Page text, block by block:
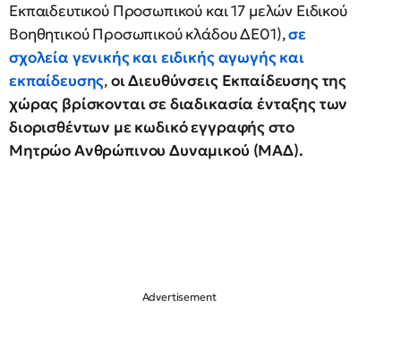
Εκπαιδευτικού Προσωπικού και 17 μελών Ειδικού
Βοηθητικού Προσωπικού κλάδου ΔΕ01),σε
σχολεία γενικής και ειδικής αγωγής και
εκπαίδευσης,οι Διευθύνσεις Εκπαίδευσης της
χώρας βρίσκονται σε διαδικασία ένταξης των
διορισθέντων με κωδικό εγγραφής στο
Μητρώο Ανθρώπινου Δυναμικού (ΜΑΔ).